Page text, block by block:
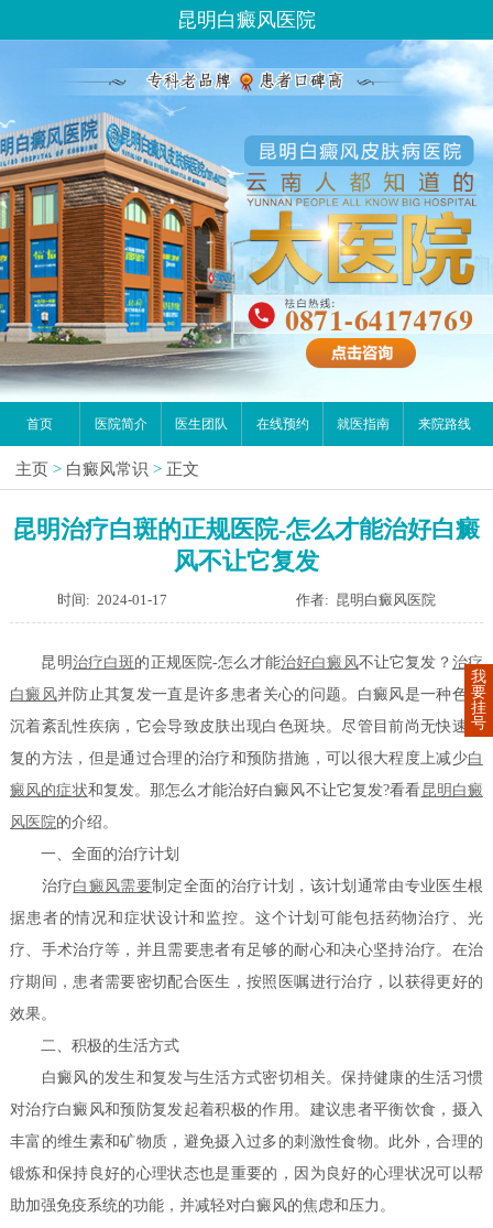
昆明白癜风医院
首页 医院简介 医生团队 在线预约 就医指南 来院路线
主页 > 白癜风常识 > 正文
昆明治疗白斑的正规医院-怎么才能治好白癜
风不让它复发
时间: 2024-01-17 作者: 昆明白癜风医院
昆明治疗白斑的正规医院-怎么才能治好白癜风不让它复发？ 治疗
白癜风并防止其复发一直是许多患者关心的问题。白癜风是一种色素
沉着紊乱性疾病，它会导致皮肤出现白色斑块。尽管目前尚无快速恢
复的方法，但是通过合理的治疗和预防措施，可以很大程度上减少白
癜风的症状和复发。那怎么才能治好白癜风不让它复发?看看昆明白癜
风医院的介绍。
一、全面的治疗计划
治疗白癜风需要制定全面的治疗计划，该计划通常由专业医生根
据患者的情况和症状设计和监控。这个计划可能包括药物治疗、光
疗、手术治疗等，并且需要患者有足够的耐心和决心坚持治疗。在治
疗期间，患者需要密切配合医生，按照医嘱进行治疗，以获得更好的
效果。
二、积极的生活方式
白癜风的发生和复发与生活方式密切相关。保持健康的生活习惯
对治疗白癜风和预防复发起着积极的作用。建议患者平衡饮食，摄入
丰富的维生素和矿物质，避免摄入过多的刺激性食物。此外，合理的
锻炼和保持良好的心理状态也是重要的，因为良好的心理状况可以帮
助加强免疫系统的功能，并减轻对白癜风的焦虑和压力。
我
要
挂
号